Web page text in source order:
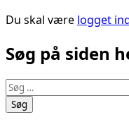
Du skal være logget
Søg på siden
Søg
efter: